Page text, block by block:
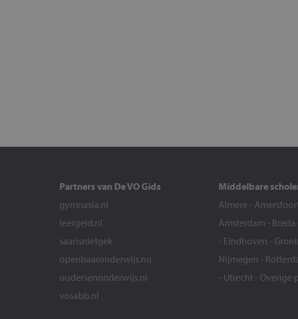
Partners van De VO Gids
gymnasia.nl
leergeld.nl
saarisnietgek
openbaaronderwijs.nu
oudersenonderwijs.nl
vosabb.nl
Middelbare
Almere -
Amsterdam - Breda
- Eindhoven -
Nijmegen -
- Utrecht - Overige